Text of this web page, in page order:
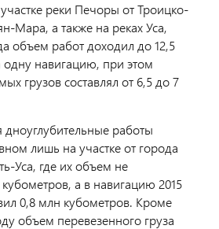
реки Печоры от Троицко-
Мара, а также на реках Уса,
объем работ доходил до 12,5
одну навигацию, при этом
грузов составлял от 6,5 до 7
работы
лишь на участке от города
Уса, где их объем не
а в навигацию 2015
0,8 млн кубометров. Кроме
объем перевезенного груза